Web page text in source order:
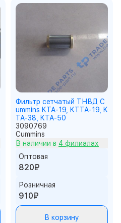
Фильтр сетчатый ТНВД C
ummins KTA-19, KTTA-19, K
TA-38, KTA-50
3090769
Cummins
В наличии в 4 филиалах
Оптовая
820₽
Розничная
910₽
В корзину